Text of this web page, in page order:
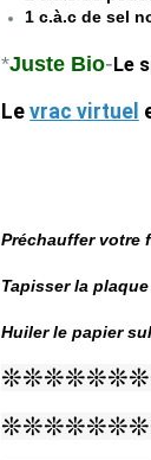
1 c.à.c de sel
*Juste Bio-Le
Le vrac virtuel
Préchauffer votre
Tapisser la
Huiler le papier